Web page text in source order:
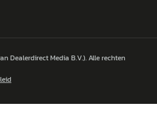
Dealerdirect Media B.V.). Alle rechten